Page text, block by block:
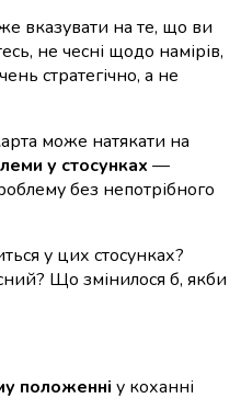
вказувати на те, що ви
не чесні щодо намірів,
стратегічно, а не
може натякати на
у стосунках —
без непотрібного
у цих стосунках?
Що змінилося б, якби
положенні у коханні